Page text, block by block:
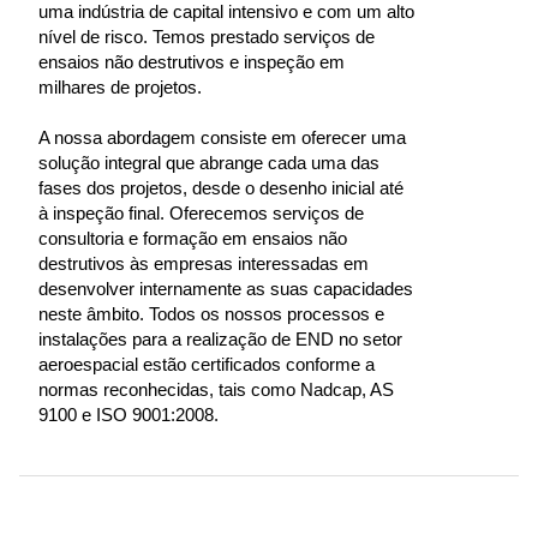
uma indústria de capital intensivo e com um alto
nível de risco. Temos prestado serviços de
ensaios não destrutivos e inspeção em
milhares de projetos.
A nossa abordagem consiste em oferecer uma
solução integral que abrange cada uma das
fases dos projetos, desde o desenho inicial até
à inspeção final. Oferecemos serviços de
consultoria e formação em ensaios não
destrutivos às empresas interessadas em
desenvolver internamente as suas capacidades
neste âmbito. Todos os nossos processos e
instalações para a realização de END no setor
aeroespacial estão certificados conforme a
normas reconhecidas, tais como Nadcap, AS
9100 e ISO 9001:2008.